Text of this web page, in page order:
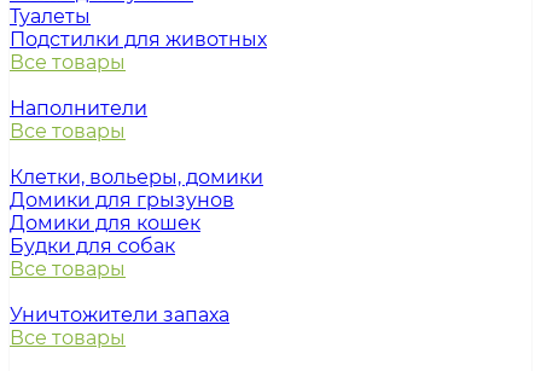
Туалеты
Подстилки для животных
Все товары
Наполнители
Все товары
Клетки, вольеры, домики
Домики для грызунов
Домики для кошек
Будки для собак
Все товары
Уничтожители запаха
Все товары